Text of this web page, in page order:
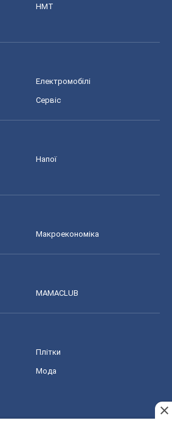
НМТ
Електромобілі
Сервіс
Напої
Макроекономіка
MAMACLUB
Плітки
Мода